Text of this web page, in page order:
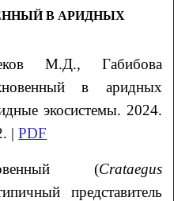
В АРИДНЫХ
М.Д., Габибова
в аридных
экосистемы. 2024.
|PDF
(Crataegus
представитель